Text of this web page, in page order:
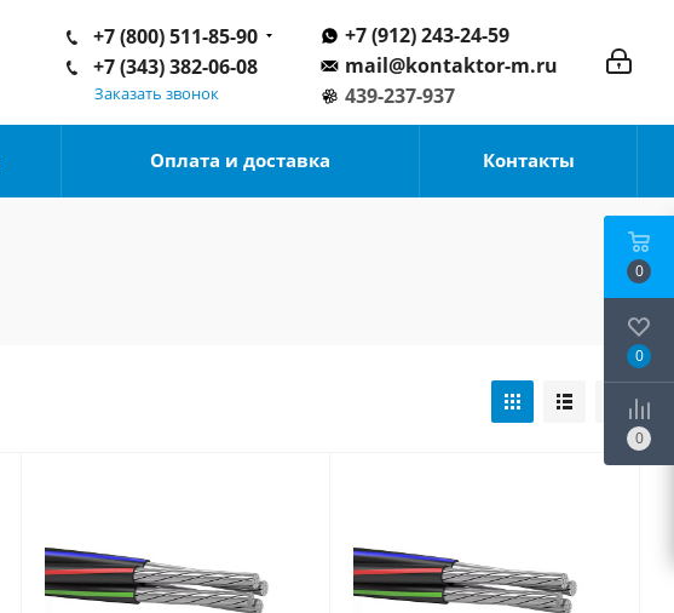
+7 (912) 243-24-59
mail@kontaktor-m.ru
439-237-937
+7 (800) 511-85-90
+7 (343) 382-06-08
Заказать звонок
Оплата и доставка Контакты
0
0
0